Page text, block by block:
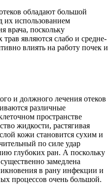
обладают большой
их использованием
врача, поскольку
являются слабо и средне-
влиять на работу почек и
и должного лечения отеков
различные
пространстве
жидкости, растягивая
кожи становится сухим и
по силе удар
глубоких ран. А поскольку
замедлена
в рану инфекции и
процессов очень большой.